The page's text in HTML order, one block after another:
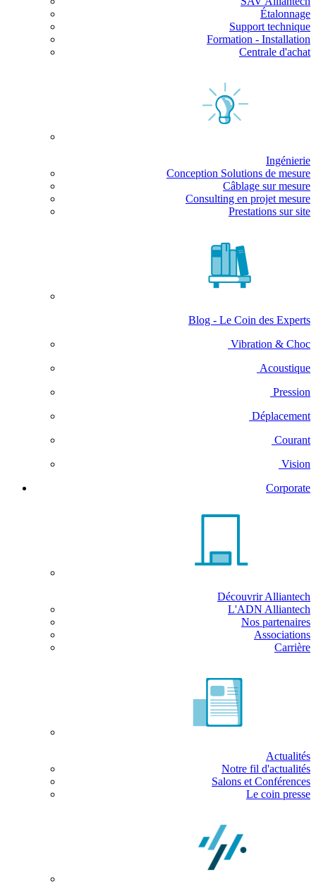
Étalonnage
Support technique
Formation - Installation
Centrale d'achat
Ingénierie
Conception Solutions de mesure
Câblage sur mesure
Consulting en projet mesure
Prestations sur site
Blog - Le Coin des Experts
Vibration & Choc
Acoustique
Pression
Déplacement
Courant
Vision
Corporate
Découvrir Alliantech
L'ADN Alliantech
Nos partenaires
Associations
Carrière
Actualités
Notre fil d'actualités
Salons et Conférences
Le coin presse